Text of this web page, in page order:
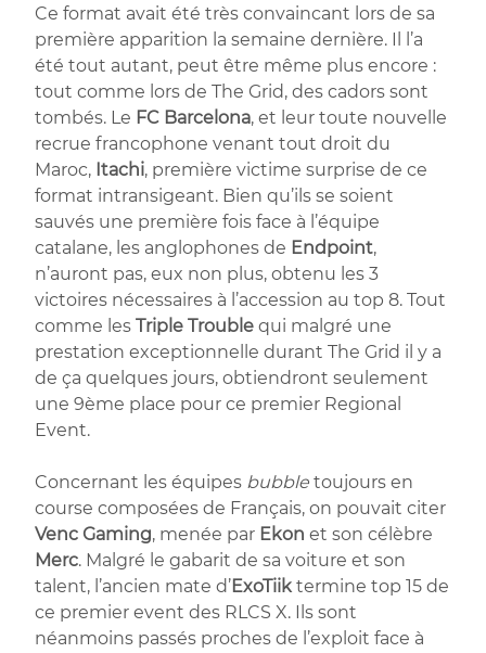
Ce format avait été très convaincant lors de sa
première apparition la semaine dernière. Il l’a
été tout autant, peut être même plus encore :
tout comme lors de The Grid, des cadors sont
tombés. Le FC Barcelona, et leur toute nouvelle
recrue francophone venant tout droit du
Maroc, Itachi, première victime surprise de ce
format intransigeant. Bien qu’ils se soient
sauvés une première fois face à l’équipe
catalane, les anglophones de Endpoint,
n’auront pas, eux non plus, obtenu les 3
victoires nécessaires à l’accession au top 8. Tout
comme lesTriple Trouble qui malgré une
prestation exceptionnelle durant The Grid il y a
de ça quelques jours, obtiendront seulement
une 9ème place pour ce premier Regional
Event.
Concernant les équipes bubble toujours en
course composées de Français, on pouvait citer
Venc Gaming, menée par Ekon et son célèbre
Merc. Malgré le gabarit de sa voiture et son
talent, l’ancien mate d’ExoTiiktermine top 15 de
ce premier event des RLCS X. Ils sont
néanmoins passés proches de l’exploit face à